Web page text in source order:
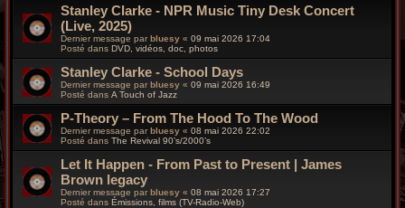
Stanley Clarke - NPR Music Tiny Desk Concert
(Live, 2025)
Dernier message par bluesy « 09 mai 2026 17:04
Posté dans DVD, vidéos, doc, photos
Stanley Clarke - School Days
Dernier message par bluesy « 09 mai 2026 16:49
Posté dans A Touch of Jazz
P-Theory – From The Hood To The Wood
Dernier message parbluesy « 08 mai 2026 22:02
Posté dans The Revival 90’s/2000’s
Let It Happen - From Past to Present | James
Brown legacy
Dernier message par bluesy « 08 mai 2026 17:27
Posté dans Émissions, films (TV-Radio-Web)